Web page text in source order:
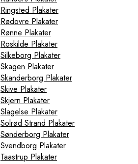
Ringsted Plakater
Rødovre Plakater
Rønne Plakater
Roskilde Plakater
Silkeborg Plakater
Skagen Plakater
Skanderborg Plakater
Skive Plakater
Skjern Plakater
Slagelse Plakater
Solrød Strand Plakater
Sønderborg Plakater
Svendborg Plakater
Taastrup Plakater